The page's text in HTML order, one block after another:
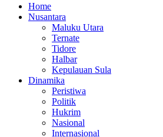
Home
Nusantara
Maluku Utara
Ternate
Tidore
Halbar
Kepulauan Sula
Dinamika
Peristiwa
Politik
Hukrim
Nasional
Internasional